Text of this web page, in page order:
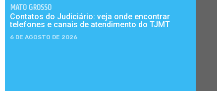
MATO GROSSO
Contatos do Judiciário: veja onde encontrar
telefones e canais de atendimento do TJMT
6 DE AGOSTO DE 2026